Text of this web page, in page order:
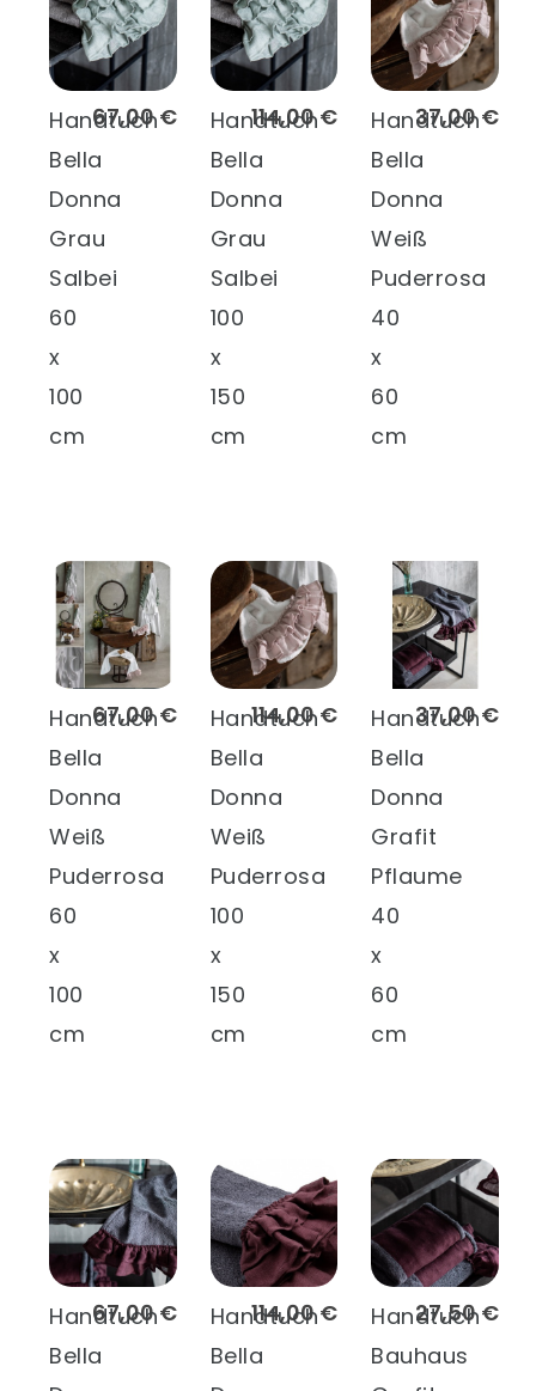
67,00 €
Handtuch
Bella
Donna
Grau
Salbei
60
x
100
cm
114,00 €
Handtuch
Bella
Donna
Grau
Salbei
100
x
150
cm
37,00 €
Handtuch
Bella
Donna
Weiß
Puderrosa
40
x
60
cm
67,00 €
Handtuch
Bella
Donna
Weiß
Puderrosa
60
x
100
cm
114,00 €
Handtuch
Bella
Donna
Weiß
Puderrosa
100
x
150
cm
37,00 €
Handtuch
Bella
Donna
Grafit
Pflaume
40
x
60
cm
67,00 €
Handtuch
Bella
114,00 €
Handtuch
Bella
27,50 €
Handtuch
Bauhaus